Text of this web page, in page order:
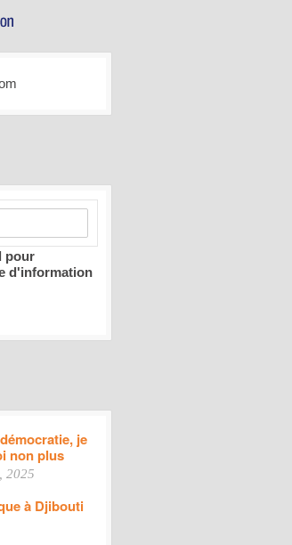
pour
d'information
je
non plus
2025
à Djibouti